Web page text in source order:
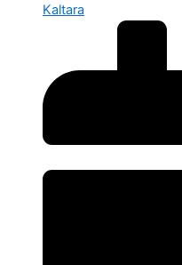
Kaltara